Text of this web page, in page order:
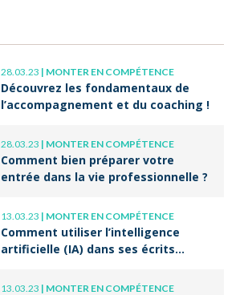
28.03.23 | MONTER EN COMPÉTENCE
Découvrez les fondamentaux de
l’accompagnement et du coaching !
28.03.23 | MONTER EN COMPÉTENCE
Comment bien préparer votre
entrée dans la vie professionnelle ?
13.03.23 | MONTER EN COMPÉTENCE
Comment utiliser l’intelligence
artificielle (IA) dans ses écrits
13.03.23 | MONTER EN COMPÉTENCE